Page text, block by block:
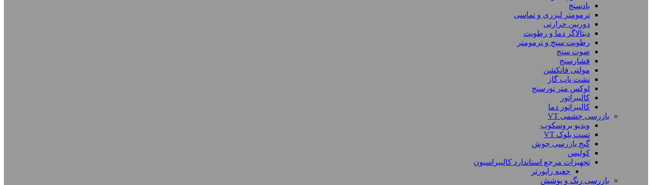
بادسنج
ترمومتر لیزری و تماسی
دوربین حرارتی
دیتالاگر دما و رطوبت
رطوبت سنج و ترمومتر
صوت سنج
فشارسنج
مولتی فانکشن
نشت یاب گاز
لوکس متر نورسنج
کالیبراتور
کالیبراتور دما
بازرسی چشمی VT
ویدیو بروسکوپ
تست بلوک VT
گیج بازرسی جوش
کولیس
تجهیزات مرجع استاندارد کالیبراسیون
جعبه راپورتر
بازرسی رنگ و پوشش